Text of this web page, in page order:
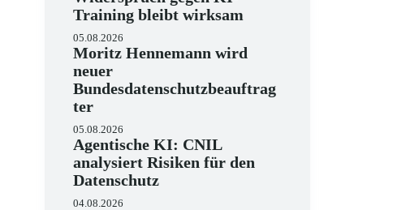
Training bleibt wirksam
05.08.2026
Moritz Hennemann wird
neuer
Bundesdatenschutzbeauftrag
ter
05.08.2026
Agentische KI: CNIL
analysiert Risiken für den
Datenschutz
04.08.2026